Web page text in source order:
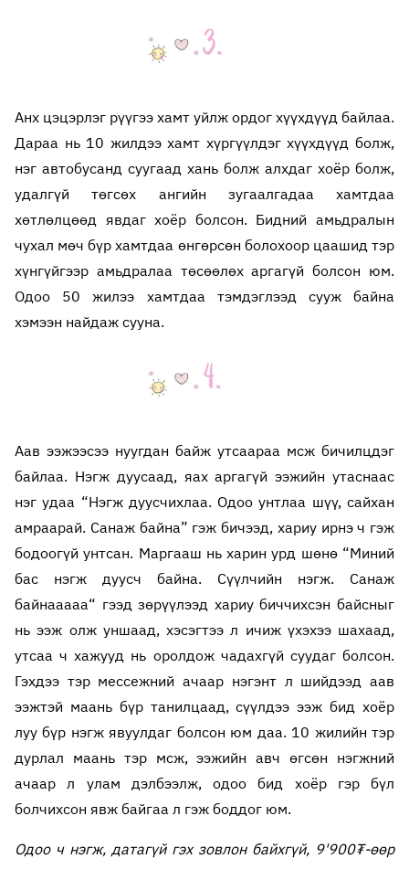
Анх цэцэрлэг рүүгээ хамт уйлж ордог хүүхдүүд байлаа.
Дараа нь 10 жилдээ хамт хүргүүлдэг хүүхдүүд болж,
нэг автобусанд суугаад хань болж алхдаг хоёр болж,
удалгүй төгсөх ангийн зугаалгадаа хамтдаа
хөтлөлцөөд явдаг хоёр болсон. Бидний амьдралын
чухал мөч бүр хамтдаа өнгөрсөн болохоор цаашид тэр
хүнгүйгээр амьдралаа төсөөлөх аргагүй болсон юм.
Одоо 50 жилээ хамтдаа тэмдэглээд сууж байна
хэмээн найдаж сууна.
Аав ээжээсээ нуугдан байж утсаараа мсж бичилцдэг
байлаа. Нэгж дуусаад, яах аргагүй ээжийн утаснаас
нэг удаа “Нэгж дуусчихлаа. Одоо унтлаа шүү, сайхан
амраарай. Санаж байна” гэж бичээд, хариу ирнэ ч гэж
бодоогүй унтсан. Маргааш нь харин урд шөнө “Миний
бас нэгж дуусч байна. Сүүлчийн нэгж. Санаж
байнааааа“ гээд зөрүүлээд хариу биччихсэн байсныг
нь ээж олж уншаад, хэсэгтээ л ичиж үхэхээ шахаад,
утсаа ч хажууд нь оролдож чадахгүй суудаг болсон.
Гэхдээ тэр мессежний ачаар нэгэнт л шийдээд аав
ээжтэй маань бүр танилцаад, сүүлдээ ээж бид хоёр
луу бүр нэгж явуулдаг болсон юм даа. 10 жилийн тэр
дурлал маань тэр мсж, ээжийн авч өгсөн нэгжний
ачаар л улам дэлбээлж, одоо бид хоёр гэр бүл
болчихсон явж байгаа л гэж боддог юм.
Одоо ч нэгж, датагүй гэх зовлон байхгүй, 9'900₮-өөр